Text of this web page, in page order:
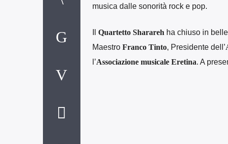
musica dalle sonorità rock e pop.
Quartetto Sharareh ha chiuso in
Maestro Franco Tinto, Presidente dell’
l’Associazione musicale Eretina. A